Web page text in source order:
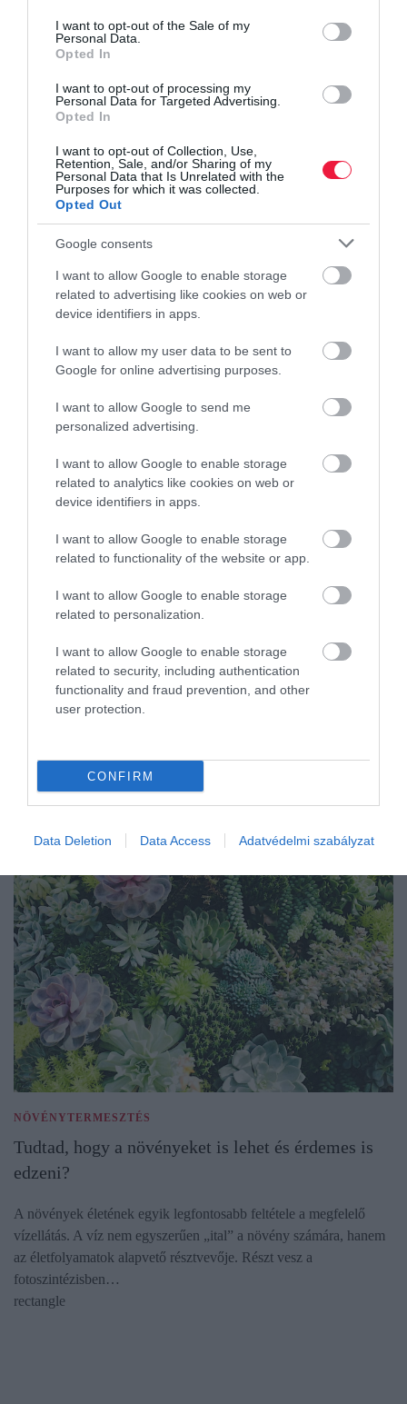
consent section.
I want to opt-out of the Sale of my
Personal Data.
Opted In
I want to opt-out of processing my
Personal Data for Targeted Advertising.
Opted In
I want to opt-out of Collection, Use,
Retention, Sale, and/or Sharing of my
Personal Data that Is Unrelated with the
Purposes for which it was collected.
Opted Out
Google consents
I want to allow Google to enable storage
related to advertising like cookies on web or
device identifiers in apps.
I want to allow my user data to be sent to
Google for online advertising purposes.
I want to allow Google to send me
personalized advertising.
I want to allow Google to enable storage
related to analytics like cookies on web or
device identifiers in apps.
I want to allow Google to enable storage
related to functionality of the website or app.
I want to allow Google to enable storage
related to personalization.
I want to allow Google to enable storage
related to security, including authentication
functionality and fraud prevention, and other
user protection.
CONFIRM
Data Deletion Data Access Adatvédelmi szabályzat
termést
A június végén és július elején rajzásnak induló nyugati dióburok-
fúrólégy idén is komoly veszélyt jelent a hazai diótra, ám a
szakemberek szerint a megfelelő időben megkezdett
NÖVÉNYTERMESZTÉS
Tudtad, hogy a növényeket is lehet és érdemes is
edzeni?
A növények életének egyik legfontosabb feltétele a megfelelő
vízellátás. A víz nem egyszerűen „ital” a növény számára, hanem
az életfolyamatok alapvető résztvevője. Részt vesz a
fotoszintézisben…
rectangle